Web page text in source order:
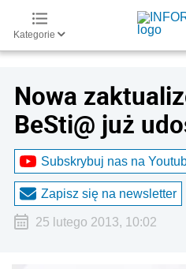
Kategorie
Nowa
BeSti@ już
Subskrybuj nas na
Zapisz się na newsletter
25 lutego 2013, 10:02